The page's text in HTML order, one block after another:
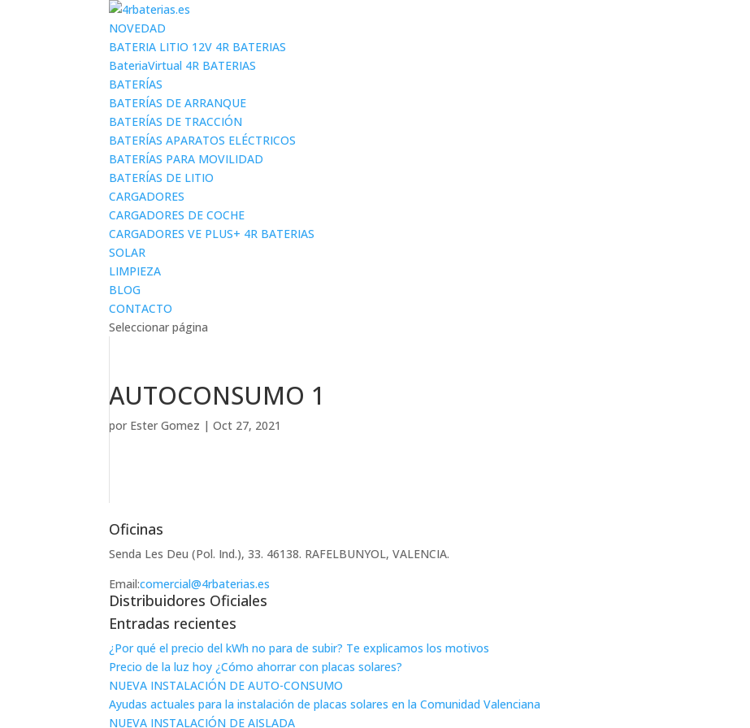
NOVEDAD
BATERIA LITIO 12V 4R BATERIAS
BateriaVirtual 4R BATERIAS
BATERÍAS
BATERÍAS DE ARRANQUE
BATERÍAS DE TRACCIÓN
BATERÍAS APARATOS ELÉCTRICOS
BATERÍAS PARA MOVILIDAD
BATERÍAS DE LITIO
CARGADORES
CARGADORES DE COCHE
CARGADORES VE PLUS+ 4R BATERIAS
SOLAR
LIMPIEZA
BLOG
CONTACTO
Seleccionar página
AUTOCONSUMO 1
por Ester Gomez |Oct 27, 2021
Oficinas
Senda Les Deu (Pol. Ind.), 33. 46138. RAFELBUNYOL, VALENCIA.
Email:comercial@4rbaterias.es
Distribuidores Oficiales
Entradas recientes
¿Por qué el precio del kWh no para de subir? Te explicamos los motivos
Precio de la luz hoy ¿Cómo ahorrar con placas solares?
NUEVA INSTALACIÓN DE AUTO-CONSUMO
Ayudas actuales para la instalación de placas solares en la Comunidad Valenciana
NUEVA INSTALACIÓN DE AISLADA